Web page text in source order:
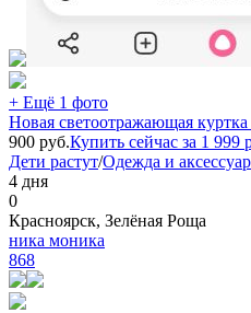
+ Ещё 1 фото
Новая светоотражающая куртка
900 руб.Купить сейчас за 1 999
Дети растут/Одежда и
4 дня
0
Красноярск, Зелёная Роща
ника моника
868